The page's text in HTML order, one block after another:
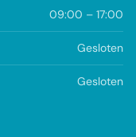
09:00 – 17:00
Gesloten
Gesloten